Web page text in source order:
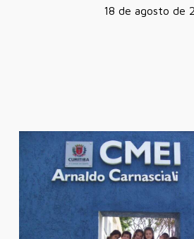
18 de agosto de